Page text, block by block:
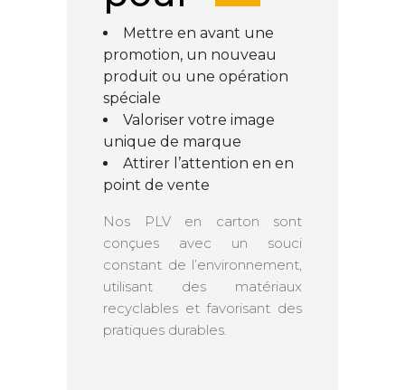
Mettre en avant une
promotion, un nouveau
produit ou une opération
spéciale
Valoriser votre image
unique de marque
Attirer l’attention en en
point de vente
Nos PLV en carton sont
conçues avec un souci
constant de l’environnement,
utilisant des matériaux
recyclables et favorisant des
pratiques durables.